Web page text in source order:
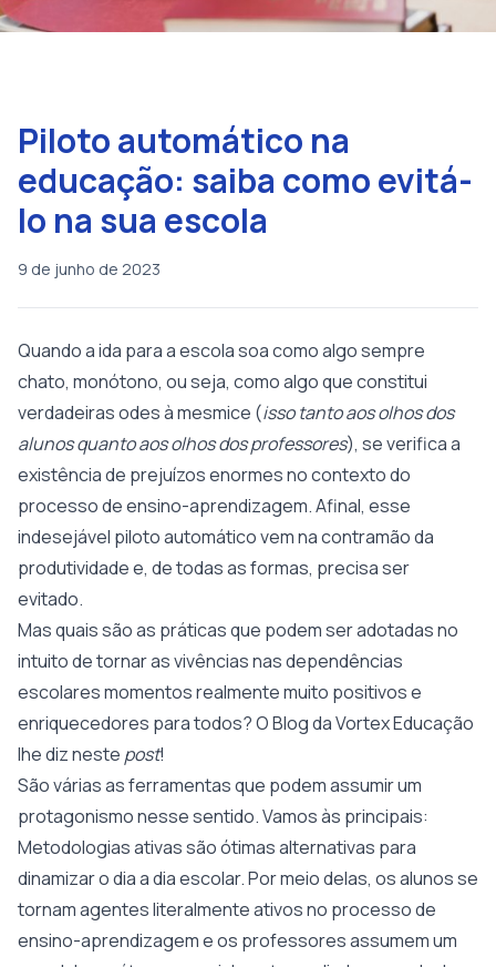
Piloto automático na
educação: saiba como evitá-
lo na sua escola
9 de junho de 2023
Quando a ida para a escola soa como algo sempre
chato, monótono, ou seja, como algo que constitui
verdadeiras odes à mesmice (isso tanto aos olhos dos
alunos quanto aos olhos dos professores), se verifica a
existência de prejuízos enormes no contexto do
processo de ensino-aprendizagem. Afinal, esse
indesejável piloto automático vem na contramão da
produtividade e, de todas as formas, precisa ser
evitado.
Mas quais são as práticas que podem ser adotadas no
intuito de tornar as vivências nas dependências
escolares momentos realmente muito positivos e
enriquecedores para todos? O Blog da Vortex Educação
lhe diz neste post!
São várias as ferramentas que podem assumir um
protagonismo nesse sentido. Vamos às principais:
Metodologias ativas são ótimas alternativas para
dinamizar o dia a dia escolar. Por meio delas, os alunos se
tornam agentes literalmente ativos no processo de
ensino-aprendizagem e os professores assumem um